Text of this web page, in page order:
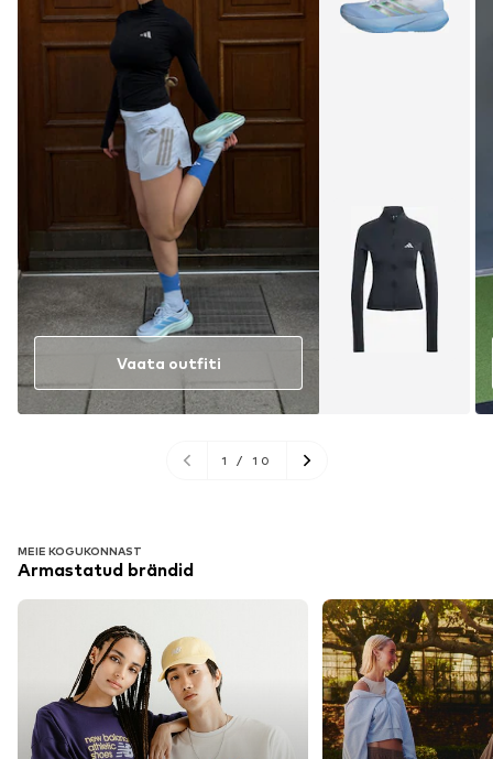
Vaata outfiti
1 / 10
MEIE KOGUKONNAST
Armastatud brändid